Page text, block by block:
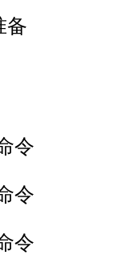
备
令
令
令